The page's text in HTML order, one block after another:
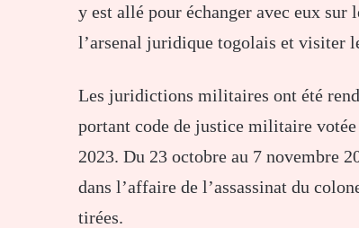
y est allé pour échanger avec eux sur
l’arsenal juridique togolais et visiter
Les juridictions militaires ont été
portant code de justice militaire
2023. Du 23 octobre au 7 novembre
dans l’affaire de l’assassinat du
tirées.